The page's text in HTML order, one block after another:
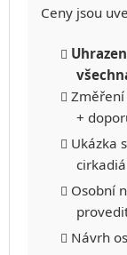
Ceny jsou
+
Ukázka
Osobní
Návrh